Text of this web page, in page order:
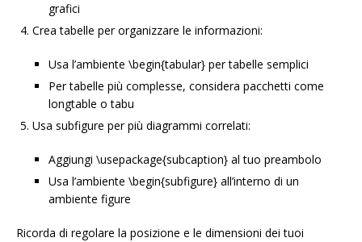
grafici
Crea tabelle per organizzare le informazioni:
Usa l’ambiente \begin{tabular} per tabelle semplici
Per tabelle più complesse, considera pacchetti come
longtable o tabu
Usa subfigure per più diagrammi correlati:
Aggiungi \usepackage{subcaption} al tuo preambolo
Usa l’ambiente \begin{subfigure} all’interno di un
ambiente figure
Ricorda di regolare la posizione e le dimensioni dei tuoi